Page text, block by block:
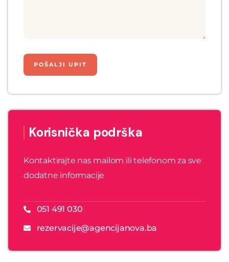
Korisnička podrška
Kontaktirajte nas mailom ili telefonom za sve
dodatne informacije
051 491 030
rezervacije@agencijanova.ba